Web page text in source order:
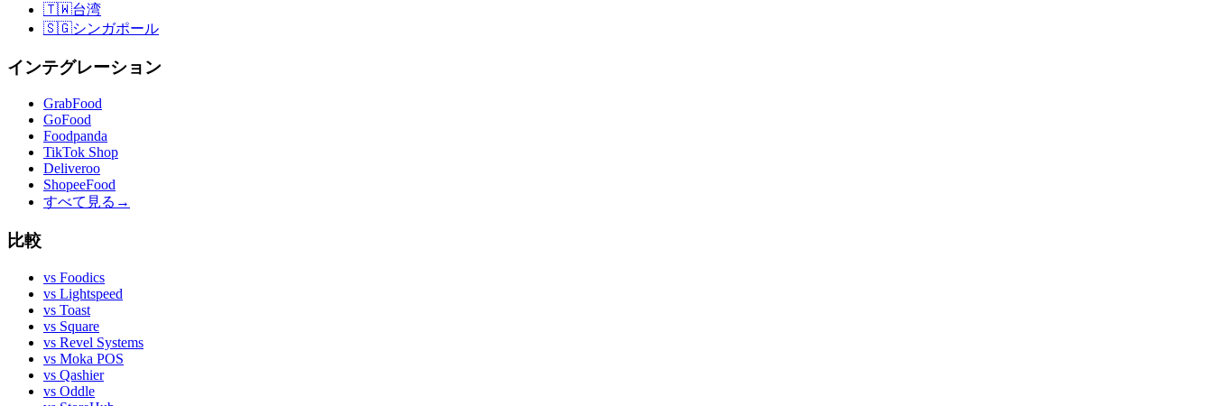
🇹🇼台湾
🇸🇬シンガポール
インテグレーション
GrabFood
GoFood
Foodpanda
TikTok Shop
Deliveroo
ShopeeFood
すべて見る →
比較
vs Foodics
vs Lightspeed
vs Toast
vs Square
vs Revel Systems
vs Moka POS
vs Qashier
vs Oddle